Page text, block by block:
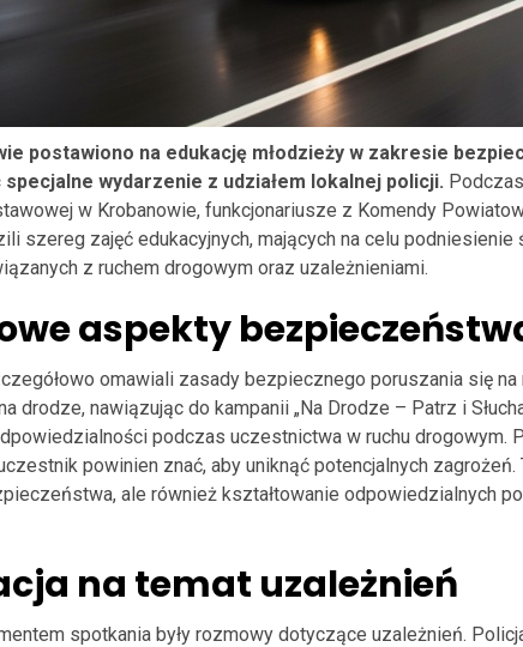
postawiono na edukację młodzieży w zakresie
wydarzenie z udziałem lokalnej policji.
w Krobanowie, funkcjonariusze z Komendy
szereg zajęć edukacyjnych, mających na celu podniesienie
z ruchem drogowym oraz uzależnieniami.
aspekty
omawiali zasady bezpiecznego poruszania się
drodze, nawiązując do kampanii „Na Drodze – Patrz i
podczas uczestnictwa w ruchu drogowym.
powinien znać, aby uniknąć potencjalnych zagrożeń.
ale również kształtowanie odpowiedzialnych
na temat uzależnień
spotkania były rozmowy dotyczące uzależnień.